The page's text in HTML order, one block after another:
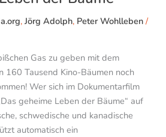
, Jörg Adolph, Peter Wohlleben /
Gas zu geben mit dem
160 Tausend Kino-Bäumen noch
Wer sich im Dokumentarfilm
geheime Leben der Bäume“ auf
schwedische und kanadische
automatisch ein